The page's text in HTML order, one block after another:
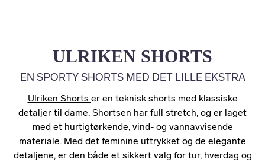
ULRIKEN SHORTS
EN SPORTY SHORTS MED DET LILLE EKSTRA
Ulriken Shorts er en teknisk shorts med klassiske
detaljer til dame. Shortsen har full stretch, og er laget
med et hurtigtørkende, vind- og vannavvisende
materiale. Med det feminine uttrykket og de elegante
detaljene, er den både et sikkert valg for tur, hverdag og